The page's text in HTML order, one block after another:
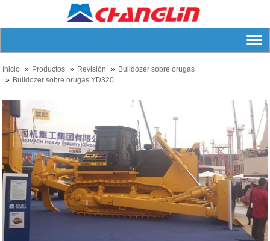
Inicio Productos Revisión
Bulldozer sobre orugas
Bulldozer sobre orugas YD320